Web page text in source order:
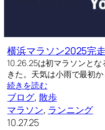
横浜マラソン2025完
10.26.25は初マラソンと
きた。天気は小雨で最初
続きを読む
ブログ, 散歩
マラソン, ランニング
10.27.25